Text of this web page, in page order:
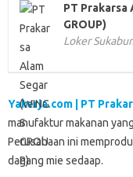
PT Prakarsa
GROUP)
Loker
Yakerja.com | PT
manufaktur makanan
Perusahaan ini
dagang mie sedaap.